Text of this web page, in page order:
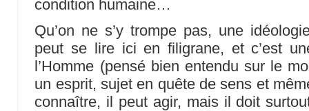
condition humaine…
Qu’on ne s’y trompe pas, une
peut se lire ici en filigrane, et c’est
l’Homme (pensé bien entendu sur le
un esprit, sujet en quête de sens et
connaître, il peut agir, mais il doit